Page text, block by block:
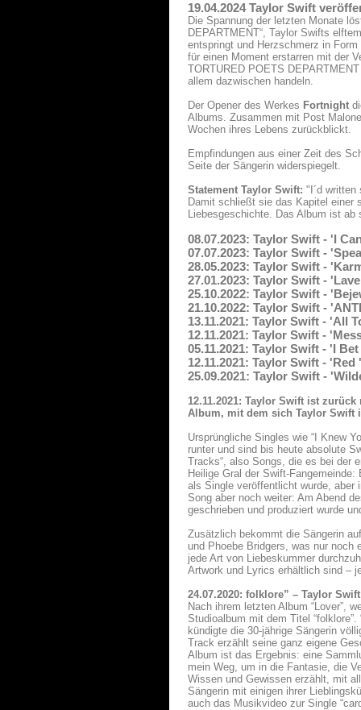
19.04.2024 Taylor Swift
Die Spannung der letzten Monate
DEPARTMENT“, Taylor Swifts
entspringt und Herzschmerz in
für einen Moment erstarren mit der
TORTURED POETS
allem dazwischen handeln.
Der Opener des Werkes Fortnight
Albums. Zusammen mit Post
Wochen ihres Lebens zurückblickt.
Empfindungen aus einer Zeit des
Seite der Sängerin widerspiegelt.
Statement Taylor Swift: "I´d
Damit schließt sie das Kapitel einer
Liebesgeschichte. Das Album ist
08.07.2023: Taylor Swift - 'I
07.07.2023: Taylor Swift -
28.05.2023: Taylor Swift -
27.01.2023: Taylor Swift -
25.10.2022: Taylor Swift -
21.10.2022: Taylor Swift -
13.11.2021: Taylor Swift - 'All
12.11.2021: Taylor Swift -
05.11.2021: Taylor Swift - 'I
12.11.2021: Taylor Swift -
25.09.2021: Taylor Swift -
12.11.2021: Taylor Swift ist
Album, mit dem sich Taylor Swift
Ursprüngliche Singles wie “I Knew
runter und sind bis heute absolute
Tracks“, also Songs, die es bei der
Heilige Gral der Swift-
als Single veröffentlicht wurde, aber
Song aber noch weiter: Am Abend
geschrieben und produziert wurde
Zusätzlich bekommt die Sängerin
und Phoebe Bridgers, was nur noch
jede Art von Liebeskummer
Artwork und Lyrics erhältlich sind –
24.07.2020: folklore” – Taylor
Nach ihrem letzten Album “Lover”,
Studioalbum mit dem Titel
kündigte die 30-jährige Sängerin
Track erzählt seine ganz eigene
Album ist das Ergebnis: eine
mein Weg, um in die Fantasie, die
Wissen und Gewissen erzählt, mit
Sängerin mit einigen ihrer
auch das Musikvideo zur Single